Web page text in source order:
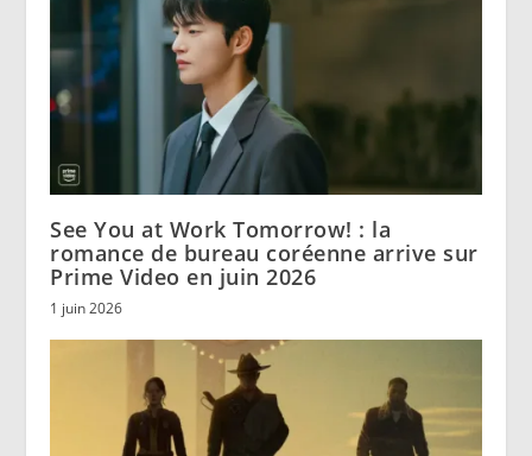
See You at Work Tomorrow! : la
romance de bureau coréenne arrive sur
Prime Video en juin 2026
1 juin 2026